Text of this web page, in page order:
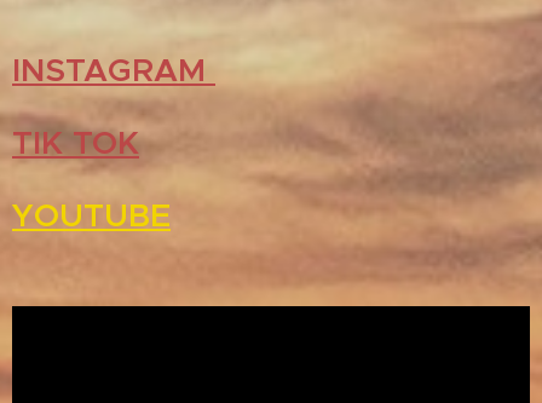
INSTAGRAM
TIK TOK
YOUTUBE